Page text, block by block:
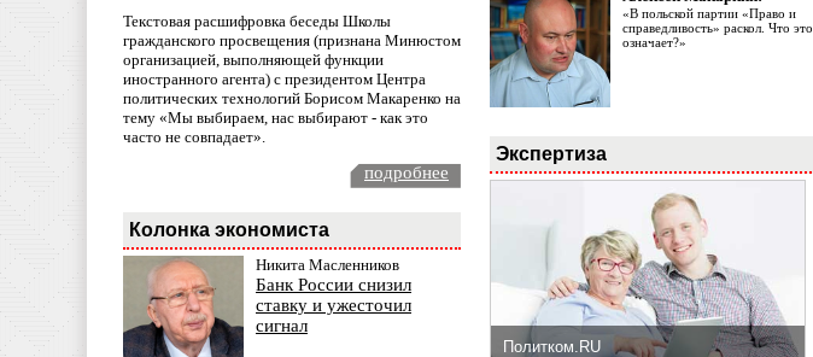
Текстовая расшифровка беседы Школы
гражданского просвещения (признана Минюстом
организацией, выполняющей функции
иностранного агента) с президентом Центра
политических технологий Борисом Макаренко на
тему «Мы выбираем, нас выбирают - как это
часто не совпадает».
подробнее
Колонка экономиста
Никита Масленников
Банк России снизил
ставку и ужесточил
сигнал
«В польской партии «Право и
справедливость» раскол. Что это
означает?»
Экспертиза
Политком.RU